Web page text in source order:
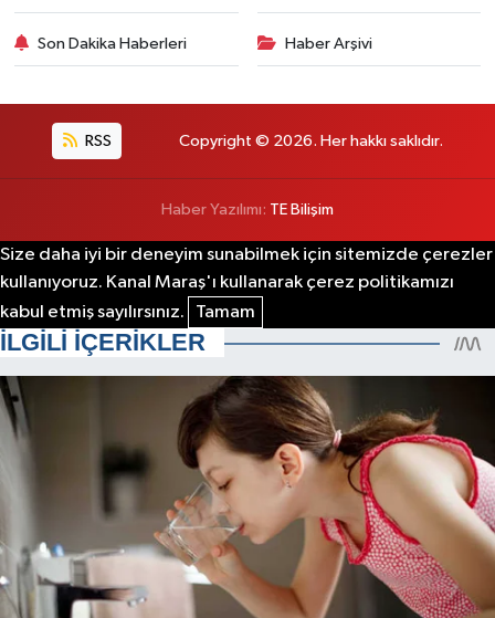
Son Dakika Haberleri Haber Arşivi
RSS Copyright © 2026. Her hakkı saklıdır.
Haber Yazılımı: TE Bilişim
Size daha iyi bir deneyim sunabilmek için sitemizde çerezler
kullanıyoruz. Kanal Maraş'ı kullanarak çerez politikamızı
kabul etmiş sayılırsınız.
Tamam